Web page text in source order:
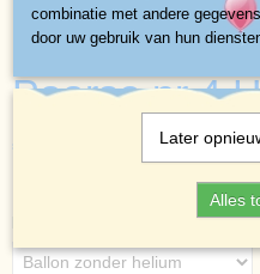
Paarse nr 4
(exclusief btw 21%)
- Levertijd
Paarse nr 4 Heliumballon
combinatie met andere
door uw gebruik van hun
Later
Alles